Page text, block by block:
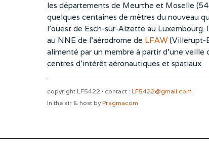
les départements de Meurthe et Moselle
quelques centaines de mètres du nouveau
l’ouest de Esch-sur-Alzette au
au NNE de l’aérodrome de LFAW(Villerupt-
alimenté par un membre à partir d’une veille
centres d’intérêt aéronautiques et spatiaux.
copyright LF5422 · contact : LF5422@gmail.com
In the air & host byPragmacom